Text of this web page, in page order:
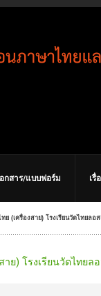
อกสาร/แบบฟอร์ม เรื่
ย (เครื่องสาย) โรงเรียนวัดไทยล
ย) โรงเรียนวัดไทยล